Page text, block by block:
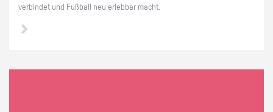
ver­bin­det und Fuß­ball neu er­leb­bar macht.